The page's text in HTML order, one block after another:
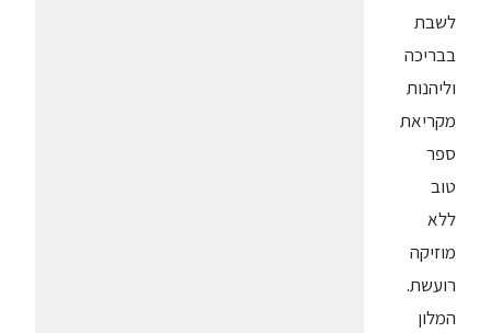
לשבת
בבריכה
וליהנות
מקריאת
ספר
טוב
ללא
מוזיקה
רועשת.
המלון